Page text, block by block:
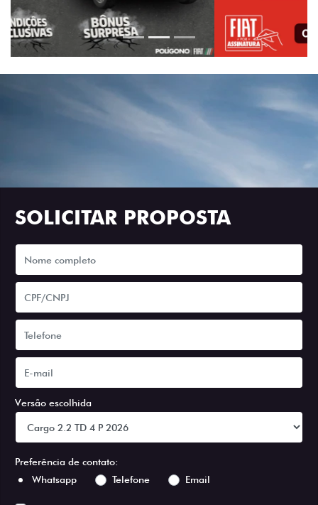
SOLICITAR PROPOSTA
Versão escolhida
Preferência de contato:
Whatsapp
Telefone Email